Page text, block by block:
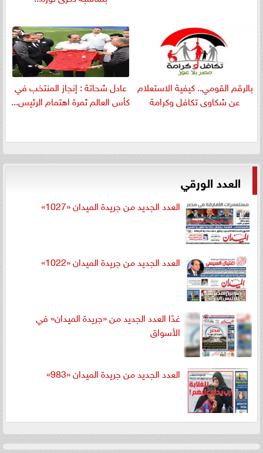
بالرقم القومي.. كيفية الاستعلام
عن شكاوى تكافل وكرامة
عادل شحاتة : إنجاز المنتخب في
كأس العالم ثمرة اهتمام الرئيس...
العدد الورقي
العدد الجديد من جريدة الميدان «1027»
العدد الجديد من جريدة الميدان «1022»
غدًا العدد الجديد من «جريدة الميدان» في
الأسواق
العدد الجديد من جريدة الميدان «983»